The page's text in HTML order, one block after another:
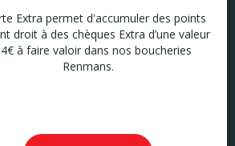
Extra permet d'accumuler des points
droit à des chèques Extra d’une valeur
à faire valoir dans nos boucheries
Renmans.